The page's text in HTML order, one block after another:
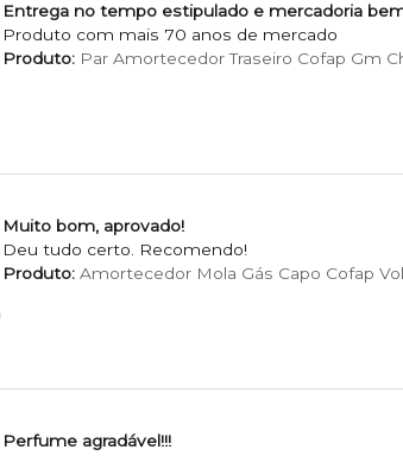
Entrega no tempo estipulado e mercadoria
Produto com mais 70 anos de mercado
Produto:Par Amortecedor Traseiro Cofap Gm
Muito bom, aprovado!
Deu tudo certo. Recomendo!
Produto:Amortecedor Mola Gás Capo Cofap
Perfume agradável!!!